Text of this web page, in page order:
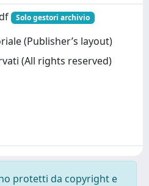
Solo gestori archivio
(Publisher’s layout)
(All rights reserved)
protetti da copyright e